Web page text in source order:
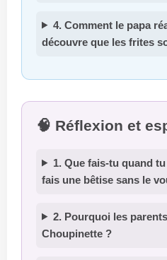
4. Comment le papa
découvre que les frites
🧠 Réflexion et
1. Que fais-tu quand
fais une bêtise sans le
2. Pourquoi les
Choupinette ?